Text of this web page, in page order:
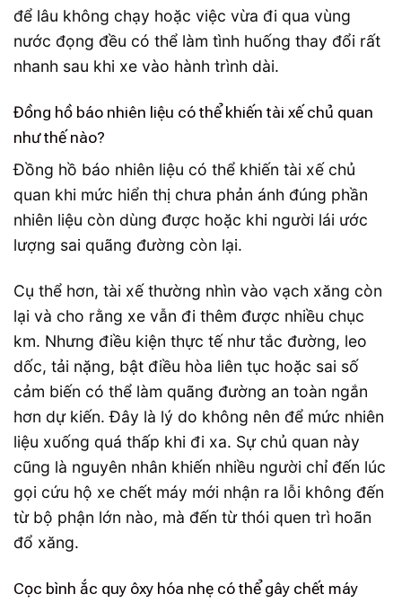
để lâu không chạy hoặc việc vừa đi qua vùng
nước đọng đều có thể làm tình huống thay đổi rất
nhanh sau khi xe vào hành trình dài.
Đồng hồ báo nhiên liệu có thể khiến tài xế chủ quan
như thế nào?
Đồng hồ báo nhiên liệu có thể khiến tài xế chủ
quan khi mức hiển thị chưa phản ánh đúng phần
nhiên liệu còn dùng được hoặc khi người lái ước
lượng sai quãng đường còn lại.
Cụ thể hơn, tài xế thường nhìn vào vạch xăng còn
lại và cho rằng xe vẫn đi thêm được nhiều chục
km. Nhưng điều kiện thực tế như tắc đường, leo
dốc, tải nặng, bật điều hòa liên tục hoặc sai số
cảm biến có thể làm quãng đường an toàn ngắn
hơn dự kiến. Đây là lý do không nên để mức nhiên
liệu xuống quá thấp khi đi xa. Sự chủ quan này
cũng là nguyên nhân khiến nhiều người chỉ đến lúc
gọi cứu hộ xe chết máy mới nhận ra lỗi không đến
từ bộ phận lớn nào, mà đến từ thói quen trì hoãn
đổ xăng.
Cọc bình ắc quy ôxy hóa nhẹ có thể gây chết máy